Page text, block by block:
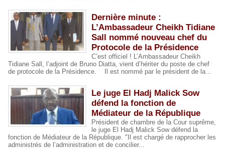
Dernière minute :
L’Ambassadeur Cheikh Tidiane
Sall nommé nouveau chef du
Protocole de la Présidence
C’est officiel ! L’Ambassadeur Cheikh
Tidiane Sall, l’adjoint de Bruno Diatta, vient d’hériter du poste de chef
de protocole de la Présidence. Il est nommé par le président de la...
​Le juge El Hadj Malick Sow
défend la fonction de
Médiateur de la République
Président de chambre de la Cour suprême,
le juge El Hadj Malick Sow défend la
fonction de Médiateur de la République. "Il est chargé de rapprocher les
administrés de l’administration et de concilier...